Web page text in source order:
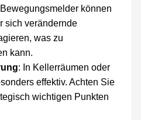
können
sich verändernde
was zu
kann.
: In Kellerräumen oder
effektiv. Achten Sie
wichtigen Punkten